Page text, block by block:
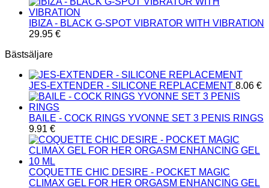
IBIZA - BLACK G-SPOT VIBRATOR WITH VIBRATION
29.95 €
Bästsäljare
JES-EXTENDER - SILICONE REPLACEMENT 8.06 €
BAILE - COCK RINGS YVONNE SET 3 PENIS RINGS
9.91 €
COQUETTE CHIC DESIRE - POCKET MAGIC
CLIMAX GEL FOR HER ORGASM ENHANCING GEL